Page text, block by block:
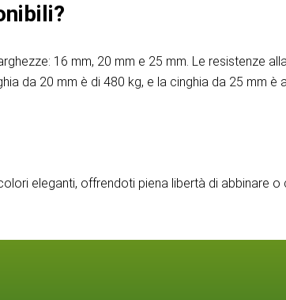
16 mm, 20 mm e 25 mm. Le resistenze
da 20 mm è di 480 kg, e la cinghia da 25 mm
eleganti, offrendoti piena libertà di abbinare